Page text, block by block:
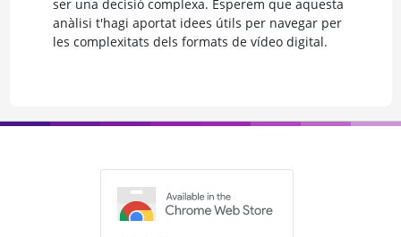
ser una decisió complexa. Esperem que aquesta
anàlisi t'hagi aportat idees útils per navegar per
les complexitats dels formats de vídeo digital.